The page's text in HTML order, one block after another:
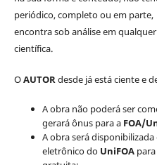
periódico, completo ou em
encontra sob análise em
científica.
OAUTORdesde já está ciente e
A obra não poderá ser
gerará ônus para a FOA/
A obra será
eletrônico do UniFOApara